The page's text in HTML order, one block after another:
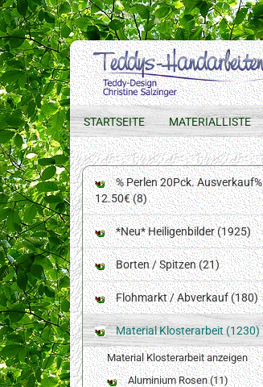
STARTSEITE MATERIALLISTE
% Perlen 20Pck. Ausverkauf%
12.50€ (8)
*Neu* Heiligenbilder (1925)
Borten / Spitzen (21)
Flohmarkt / Abverkauf (180)
Material Klosterarbeit (1230)
Material Klosterarbeit anzeigen
Aluminium Rosen (11)